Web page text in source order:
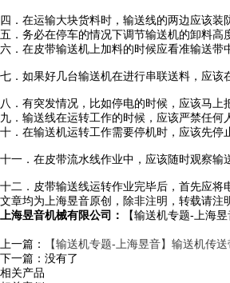
四．在运输大块货料时，输送线的两边应该装
五．务必在停车的情况下调节输送机的卸料高
六．在皮带输送机上加料的时候应看准输送带
七．如果好几台输送机在进行串联送料，应该
八．有突发情况，比如停电的时候，应该马上
九．输送线在运转工作的时候，应该严禁任何
十．在输送机运转工作需要停机时，应该先停
十一．在皮带流水线作业中，应该随时观察输
十二．皮带输送线运转作业完毕后，首先应将
文章均为上海昱音原创，除非注明，转载请注
上海昱音机械有限公司：
【输送机专题-上海
上一篇：
【输送机专题-上海昱音】输送机传
下一篇：没有了
相关产品